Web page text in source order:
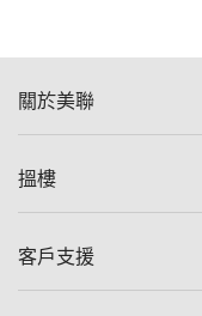
關於美聯
美聯集團
人才招募
搵樓
一手新盤
客戶支援